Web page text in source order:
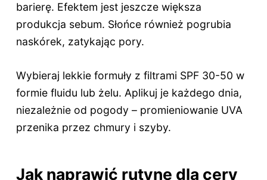
barierę. Efektem jest jeszcze większa
produkcja sebum. Słońce również pogrubia
naskórek, zatykając pory.
Wybieraj lekkie formuły z filtrami SPF 30-50 w
formie fluidu lub żelu. Aplikuj je każdego dnia,
niezależnie od pogody – promieniowanie UVA
przenika przez chmury i szyby.
Jak naprawić rutynę dla cery